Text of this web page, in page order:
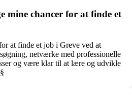
mine chancer for at finde et
at finde et job i Greve ved at
netværke med professionelle
og være klar til at lære og udvikle